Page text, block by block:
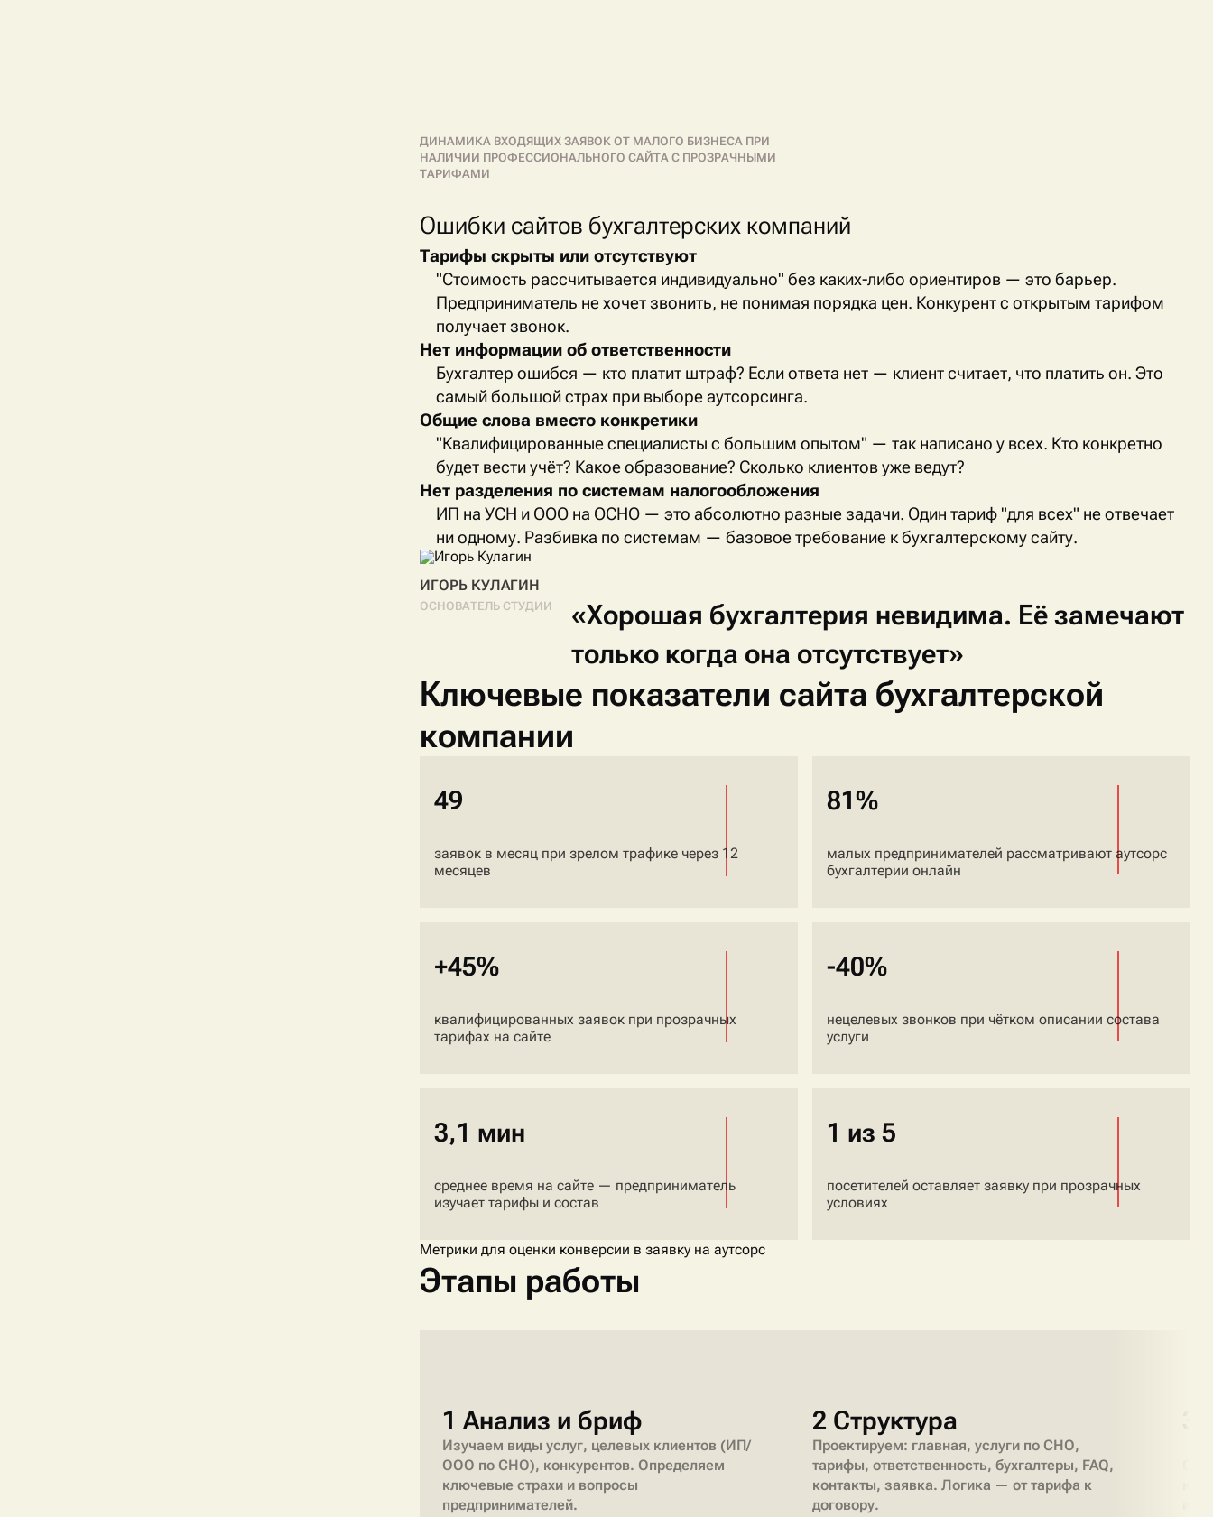
ДИНАМИКА ВХОДЯЩИХ ЗАЯВОК ОТ МАЛОГО БИЗНЕСА ПРИ
НАЛИЧИИ ПРОФЕССИОНАЛЬНОГО САЙТА С ПРОЗРАЧНЫМИ
ТАРИФАМИ
Ошибки сайтов бухгалтерских компаний
Тарифы скрыты или отсутствуют
"Стоимость рассчитывается индивидуально" без каких-либо ориентиров — это барьер.
Предприниматель не хочет звонить, не понимая порядка цен. Конкурент с открытым тарифом
получает звонок.
Нет информации об ответственности
Бухгалтер ошибся — кто платит штраф? Если ответа нет — клиент считает, что платить он. Это
самый большой страх при выборе аутсорсинга.
Общие слова вместо конкретики
"Квалифицированные специалисты с большим опытом" — так написано у всех. Кто конкретно
будет вести учёт? Какое образование? Сколько клиентов уже ведут?
Нет разделения по системам налогообложения
ИП на УСН и ООО на ОСНО — это абсолютно разные задачи. Один тариф "для всех" не отвечает
ни одному. Разбивка по системам — базовое требование к бухгалтерскому сайту.
ИГОРЬ КУЛАГИН
ОСНОВАТЕЛЬ СТУДИИ «Хорошая бухгалтерия невидима. Еёзамечают
только когда она отсутствует»
Ключевые показатели сайта бухгалтерской
компании
49
заявок в месяц при зрелом трафике через 12
месяцев
81%
малых предпринимателей рассматривают аутсорс
бухгалтерии онлайн
+45%
квалифицированных заявок при прозрачных
тарифах на сайте
-40%
нецелевых звонков при чётком описании состава
услуги
3,1 мин
среднее время на сайте — предприниматель
изучает тарифы и состав
1 из 5
посетителей оставляет заявку при прозрачных
условиях
Метрики для оценки конверсии в заявку на аутсорс
Этапы работы
1 Анализ и бриф
Изучаем виды услуг, целевых клиентов (ИП/
ООО по СНО), конкурентов. Определяем
ключевые страхи и вопросы
предпринимателей.
2 Структура
Проектируем: главная, услуги по СНО,
тарифы, ответственность, бухгалтеры, FAQ,
контакты, заявка. Логика — от тарифа к
договору.